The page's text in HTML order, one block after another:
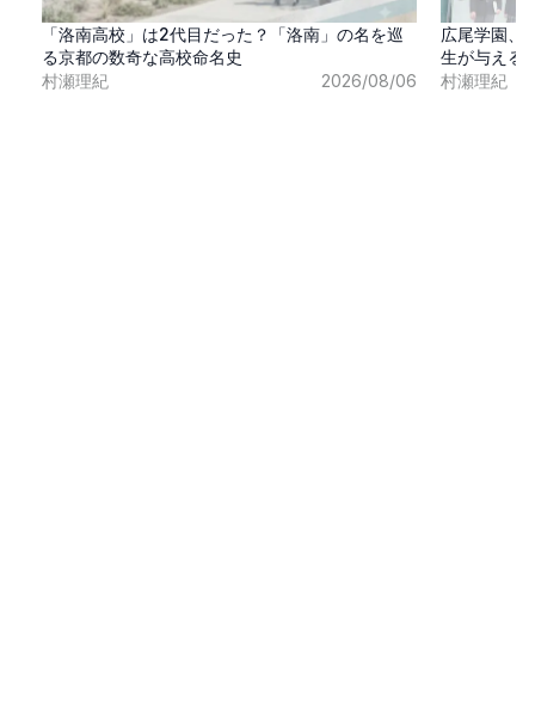
「洛南高校」は2代目だった？「洛南」の名を巡
る京都の数奇な高校命名史
村瀬理紀
2026/08/06
広尾学園、
生が与える
村瀬理紀